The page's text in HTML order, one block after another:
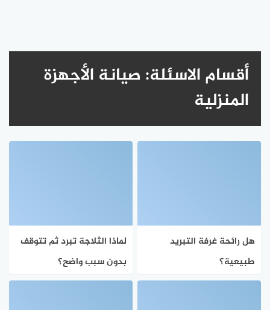
أقسام الاسئلة: صيانة الأجهزة
المنزلية
لماذا الثلاجة تبرد ثم تتوقف
بدون سبب واضح؟
هل رائحة غرفة التبريد
طبيعية؟